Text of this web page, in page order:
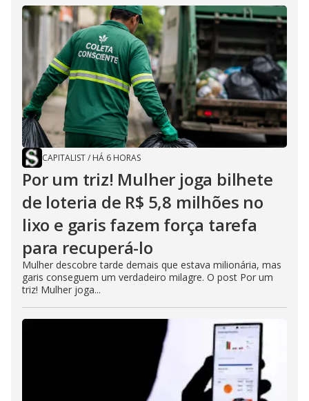
CAPITALIST/ HÁ 6 HORAS
Por um triz! Mulher joga bilhete
de loteria de R$ 5,8 milhões no
lixo e garis fazem força tarefa
para recuperá-lo
Mulher descobre tarde demais que estava milionária, mas
garis conseguem um verdadeiro milagre. O post Por um
triz! Mulher joga...